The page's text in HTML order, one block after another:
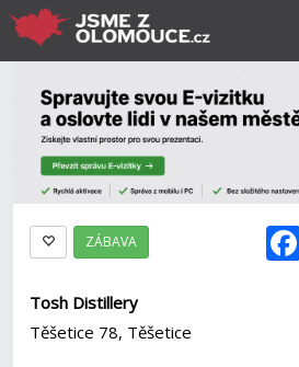
ZÁBAVA
Tosh Distillery
Těšetice 78, Těšetice